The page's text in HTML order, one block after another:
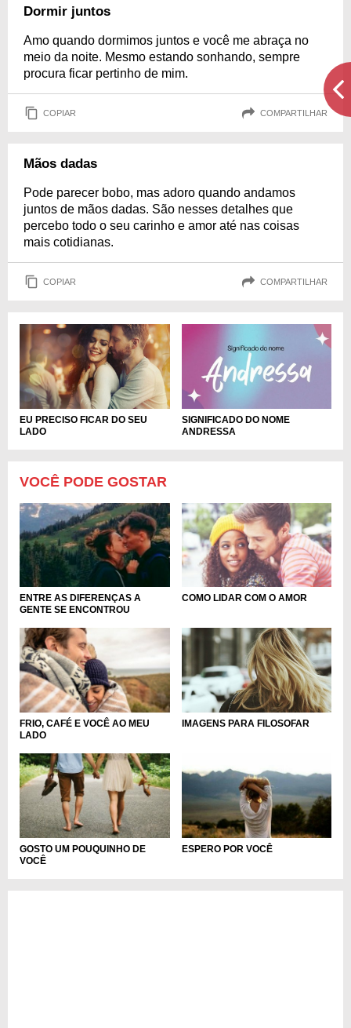
Dormir juntos
Amo quando dormimos juntos e você me abraça no
meio da noite. Mesmo estando sonhando, sempre
procura ficar pertinho de mim.
COPIAR COMPARTILHAR
Mãos dadas
Pode parecer bobo, mas adoro quando andamos
juntos de mãos dadas. São nesses detalhes que
percebo todo o seu carinho e amor até nas coisas
mais cotidianas.
COPIAR COMPARTILHAR
EU PRECISO FICAR DO SEU
LADO
SIGNIFICADO DO NOME
ANDRESSA
VOCÊ PODE GOSTAR
ENTRE AS DIFERENÇAS A
GENTE SE ENCONTROU
COMO LIDAR COM O AMOR
FRIO, CAFÉ E VOCÊ AO MEU
LADO
IMAGENS PARA FILOSOFAR
GOSTO UM POUQUINHO DE
VOCÊ
ESPERO POR VOCÊ